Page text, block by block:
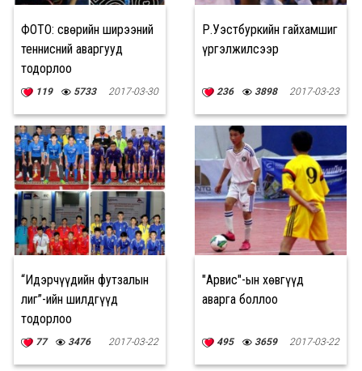
ФОТО: Өсвөрийн ширээний
теннисний аваргууд
тодорлоо
119 5733 2017-03-30
Р.Уэстбуркийн гайхамшиг
үргэлжилсээр
236 3898 2017-03-23
“Идэрчүүдийн футзалын
лиг”-ийн шилдгүүд
тодорлоо
77 3476 2017-03-22
"Арвис"-ын хөвгүүд
аварга боллоо
495 3659 2017-03-22